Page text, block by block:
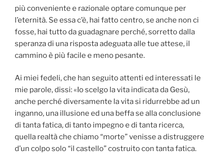
più conveniente e razionale optare comunque per
l’eternità. Se essa c’è, hai fatto centro, se anche non ci
fosse, hai tutto da guadagnare perché, sorretto dalla
speranza di una risposta adeguata alle tue attese, il
cammino è più facile e meno pesante.
Ai miei fedeli, che han seguito attenti ed interessati le
mie parole, dissi: «Io scelgo la vita indicata da Gesù,
anche perché diversamente la vita si ridurrebbe ad un
inganno, una illusione ed una beffa se alla conclusione
di tanta fatica, di tanto impegno e di tanta ricerca,
quella realtà che chiamo “morte” venisse a distruggere
d’un colpo solo “il castello” costruito con tanta fatica.